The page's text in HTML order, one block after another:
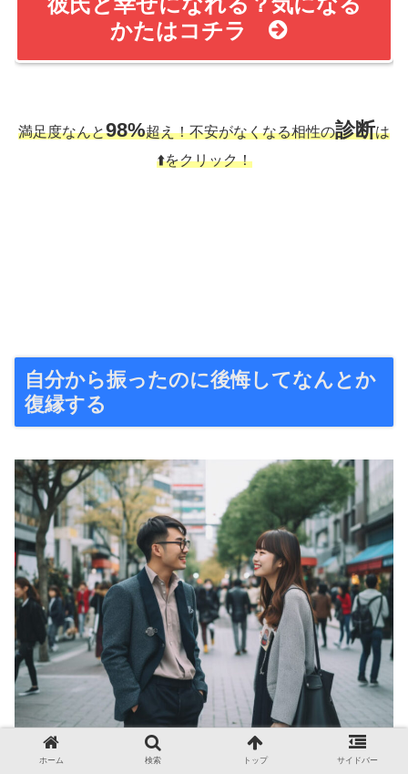
かたはコチラ
満足度なんと98%超え！不安がなくなる相性の診断は
⬆️をクリック！
自分から振ったのに後悔してなんとか
復縁する
失恋は辛いものですが、自分から別れを告げた後に後悔す
ホーム 検索 トップ サイドバー